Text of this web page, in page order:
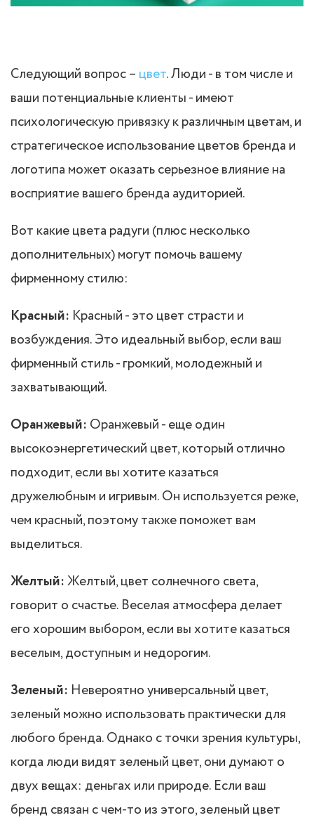
Следующий вопрос – цвет. Люди - в том числе и
ваши потенциальные клиенты - имеют
психологическую привязку к различным цветам, и
стратегическое использование цветов бренда и
логотипа может оказать серьезное влияние на
восприятие вашего бренда аудиторией.
Вот какие цвета радуги (плюс несколько
дополнительных) могут помочь вашему
фирменному стилю:
Красный: Красный - это цвет страсти и
возбуждения. Это идеальный выбор, если ваш
фирменный стиль - громкий, молодежный и
захватывающий.
Оранжевый: Оранжевый - еще один
высокоэнергетический цвет, который отлично
подходит, если вы хотите казаться
дружелюбным и игривым. Он используется реже,
чем красный, поэтому также поможет вам
выделиться.
Желтый:Желтый, цвет солнечного света,
говорит о счастье. Веселая атмосфера делает
его хорошим выбором, если вы хотите казаться
веселым, доступным и недорогим.
Зеленый: Невероятно универсальный цвет,
зеленый можно использовать практически для
любого бренда. Однако с точки зрения культуры,
когда люди видят зеленый цвет, они думают о
двух вещах: деньгах или природе. Если ваш
бренд связан с чем-то из этого, зеленый цвет